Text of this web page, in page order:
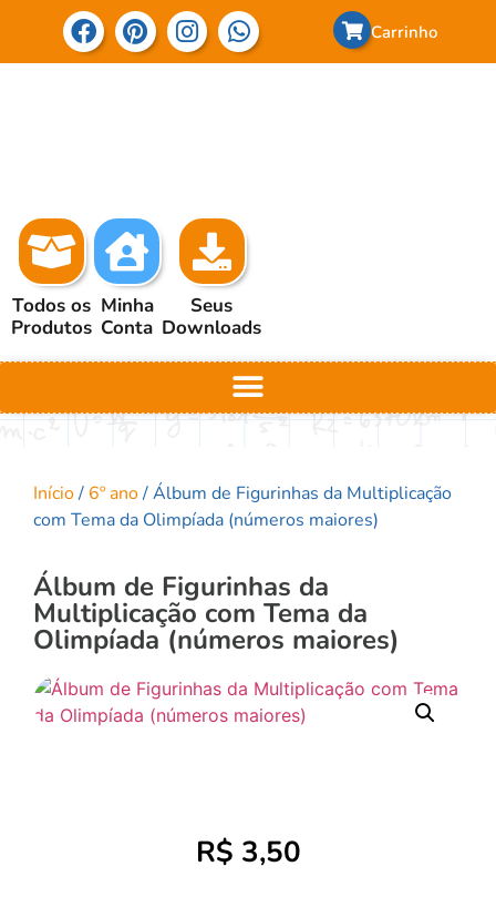
Carrinho
Todos os
Produtos
Minha
Conta
Seus
Downloads
Início/ 6º ano/ Álbum de Figurinhas da Multiplicação
com Tema da Olimpíada (números maiores)
Álbum de Figurinhas da
Multiplicação com Tema da
Olimpíada (números maiores)
R$ 3,50